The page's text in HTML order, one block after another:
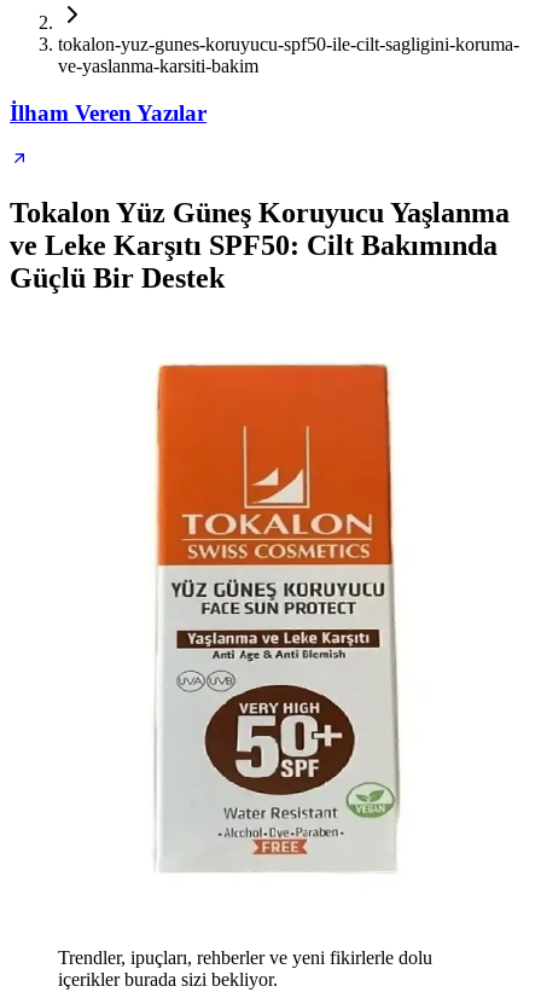
tokalon-yuz-gunes-koruyucu-spf50-ile-cilt-sagligini-koruma-
ve-yaslanma-karsiti-bakim
İlham Veren Yazılar
Tokalon Yüz Güneş Koruyucu Yaşlanma
ve Leke Karşıtı SPF50: Cilt Bakımında
Güçlü Bir Destek
Trendler, ipuçları, rehberler ve yeni fikirlerle dolu
içerikler burada sizi bekliyor.